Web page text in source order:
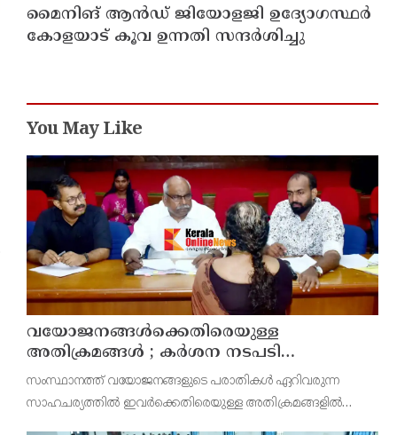
മൈനിങ് ആൻഡ്​ ജിയോളജി ഉദ്യോഗസ്ഥർ
കോളയാട് കൂവ ഉന്നതി സന്ദർശിച്ചു
You May Like
വയോജനങ്ങൾക്കെതിരെയുള്ള
അതിക്രമങ്ങൾ ; കർശന നടപടി
സ്വീകരിക്കുമെന്ന് കമ്മീഷൻ
സംസ്ഥാനത്ത് വയോജനങ്ങളുടെ പരാതികൾ ഏറിവരുന്ന
സാഹചര്യത്തിൽ ഇവർക്കെതിരെയുള്ള അതിക്രമങ്ങളിൽ